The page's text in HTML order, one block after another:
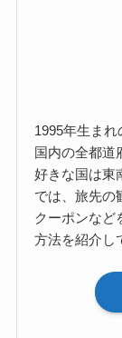
1995年生ま
国内の全都道
好きな国は東
では、旅先の
クーポンなど
方法を紹介し